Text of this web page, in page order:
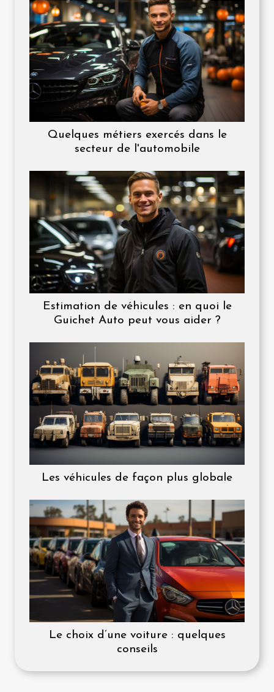
Quelques métiers exercés dans le
secteur de l'automobile
Estimation de véhicules : en quoi le
Guichet Auto peut vous aider ?
Les véhicules de façon plus globale
Le choix d’une voiture : quelques
conseils